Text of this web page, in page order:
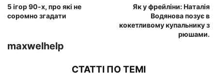
5 ігор 90-х, про які не
соромно згадати
Як у фрейліни: Наталія
Водянова позує в
кокетливому купальнику з
рюшами.
maxwelhelp
СТАТТІ ПО ТЕМІ